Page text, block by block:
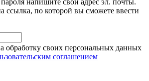
напишите свой адрес эл. почты.
ссылка, по которой вы сможете ввести
обработку своих персональных данных
соглашением